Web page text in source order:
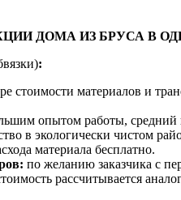
ДОМА ИЗ БРУСА В
:
стоимости материалов и
опытом работы, средний
в экологически чистом
материала бесплатно.
по желанию заказчика с
рассчитывается